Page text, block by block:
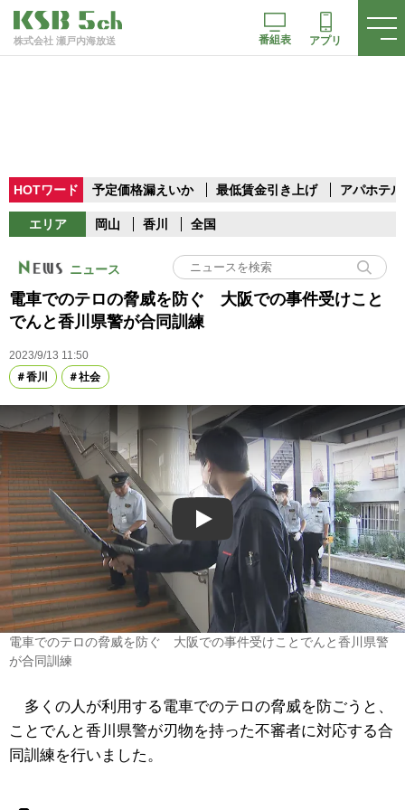
株式会社 瀬戸内海放送 番組表 アプリ
HOTワード 予定価格漏えいか 最低賃金引き上げ アパホテル
エリア 岡山 香川 全国
ニュース
電車でのテロの脅威を防ぐ 大阪での事件受けこと
でんと香川県警が合同訓練
2023/9/13 11:50
香川
社会
Play
電車でのテロの脅威を防ぐ 大阪での事件受けことでんと香川県警
が合同訓練
多くの人が利用する電車でのテロの脅威を防ごうと、
ことでんと香川県警が刃物を持った不審者に対応する合
同訓練を行いました。